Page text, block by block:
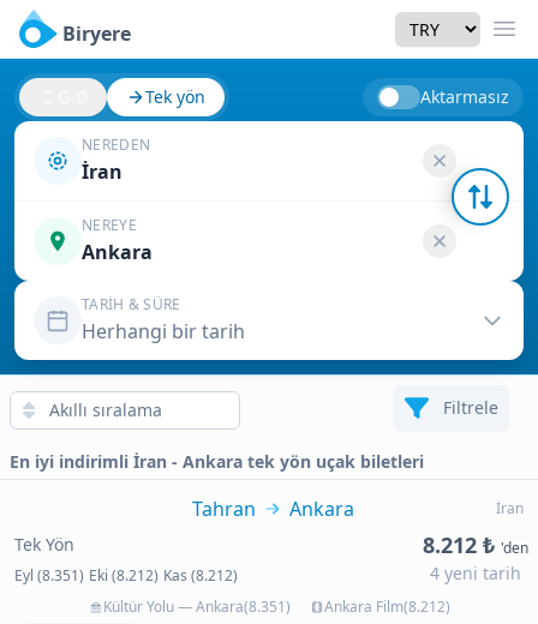
Biryere Currency
Tek yön Aktarmasız
NEREDEN
İran
NEREYE
Ankara
TARIH & SÜRE
Herhangi bir tarih
Filtrele
En iyi indirimli İran - Ankara tek yön uçak biletleri
İran
Tahran Ankara
Tek Yön
Eyl (8.351) Eki (8.212) Kas (8.212)
8.212 ₺ 'den
4 yeni tarih
Kültür Yolu — Ankara(8.351) Ankara Film(8.212)